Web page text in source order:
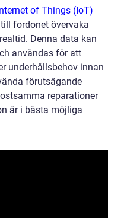
of Things (IoT)
fordonet övervaka
Denna data kan
användas för att
underhållsbehov innan
förutsägande
reparationer
är i bästa möjliga